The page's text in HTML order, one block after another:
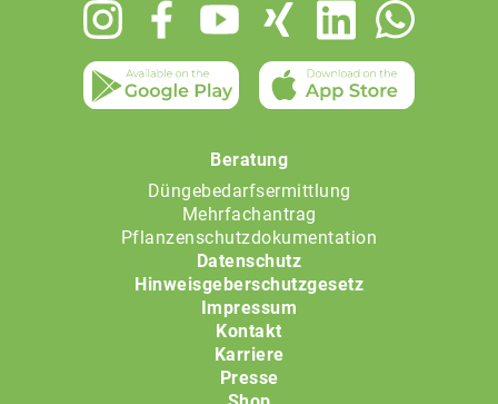
Beratung
Düngebedarfsermittlung
Mehrfachantrag
Pflanzenschutzdokumentation
Datenschutz
Hinweisgeberschutzgesetz
Impressum
Kontakt
Karriere
Presse